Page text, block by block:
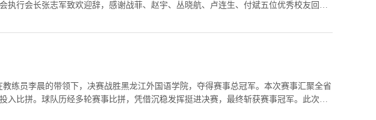
行会长张志军致欢迎辞，感谢战菲、赵宇、丛晓航、卢连生、付斌五位优秀校友回到
练员李晨的带领下，决赛战胜黑龙江外国语学院，夺得赛事总冠军。本次赛事汇聚全省
比拼。球队历经多轮赛事比拼，凭借沉稳发挥挺进决赛，最终斩获赛事冠军。此次夺